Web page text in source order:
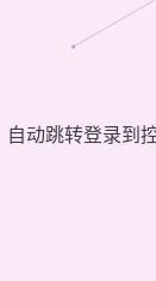
自动跳转登录到